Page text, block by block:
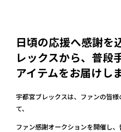
日頃の応援へ感謝を
レックスから、普段
アイテムをお届けしま
宇都宮ブレックスは、ファンの皆
て、
ファン感謝オークションを開催し